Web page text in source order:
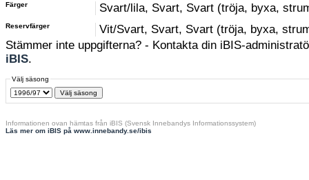
Färger Svart/lila, Svart, Svart (tröja, byxa,
Reservfärger
Vit/Svart, Svart, Svart (tröja, byxa,
Stämmer inte uppgifterna? - Kontakta din iBIS-
iBIS.
Välj säsong
Informationen ovan hämtas från iBIS (Svensk Innebandys Informationssystem)
Läs mer om iBIS på www.innebandy.se/ibis